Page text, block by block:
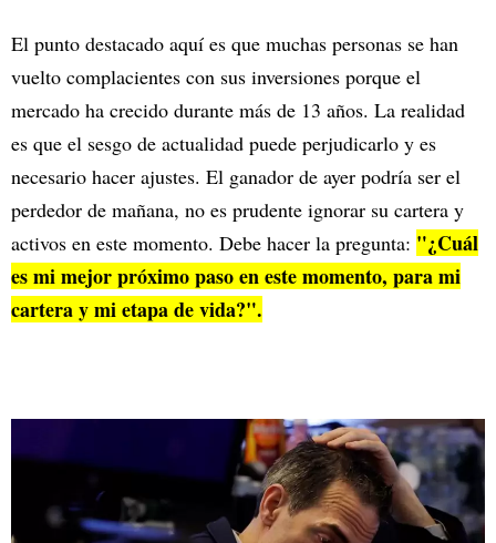
El punto destacado aquí es que muchas personas se han
vuelto complacientes con sus inversiones porque el
mercado ha crecido durante más de 13 años. La realidad
es que el sesgo de actualidad puede perjudicarlo y es
necesario hacer ajustes. El ganador de ayer podría ser el
perdedor de mañana, no es prudente ignorar su cartera y
activos en este momento. Debe hacer la pregunta: "¿Cuál
es mi mejor próximo paso en este momento, para mi
cartera y mi etapa de vida?".